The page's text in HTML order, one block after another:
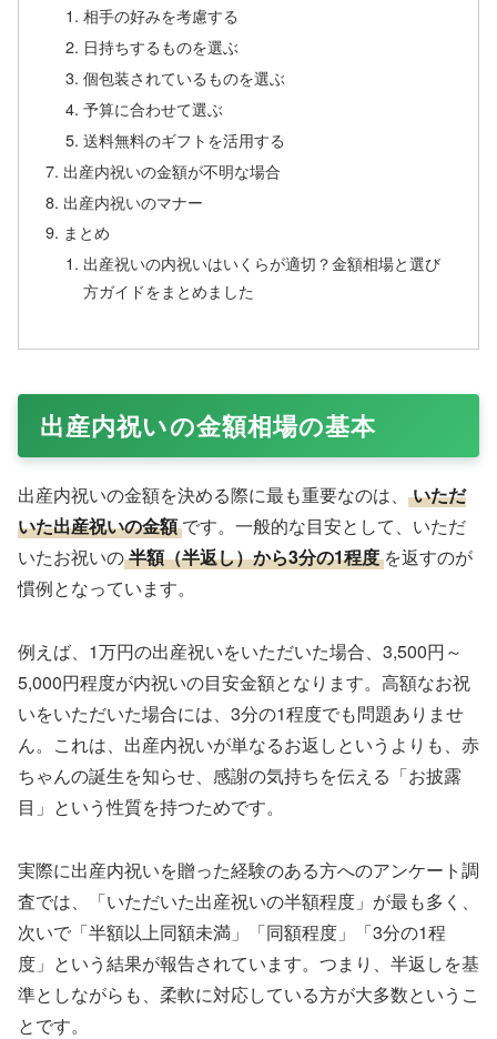
相手の好みを考慮する
日持ちするものを選ぶ
個包装されているものを選ぶ
予算に合わせて選ぶ
送料無料のギフトを活用する
出産内祝いの金額が不明な場合
出産内祝いのマナー
まとめ
出産祝いの内祝いはいくらが適切？金額相場と選び
方ガイドをまとめました
出産内祝いの金額相場の基本
出産内祝いの金額を決める際に最も重要なのは、
いただ
いた出産祝いの金額 です。一般的な目安として、いただ
いたお祝いの半額（半返し）から3分の1程度 を返すのが
慣例となっています。
例えば、1万円の出産祝いをいただいた場合、3,500円～
5,000円程度が内祝いの目安金額となります。高額なお祝
いをいただいた場合には、3分の1程度でも問題ありませ
ん。これは、出産内祝いが単なるお返しというよりも、赤
ちゃんの誕生を知らせ、感謝の気持ちを伝える「お披露
目」という性質を持つためです。
実際に出産内祝いを贈った経験のある方へのアンケート調
査では、「いただいた出産祝いの半額程度」が最も多く、
次いで「半額以上同額未満」「同額程度」「3分の1程
度」という結果が報告されています。つまり、半返しを基
準としながらも、柔軟に対応している方が大多数というこ
とです。